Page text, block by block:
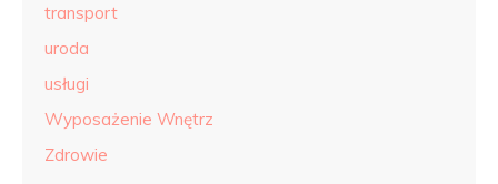
transport
uroda
usługi
Wyposażenie Wnętrz
Zdrowie